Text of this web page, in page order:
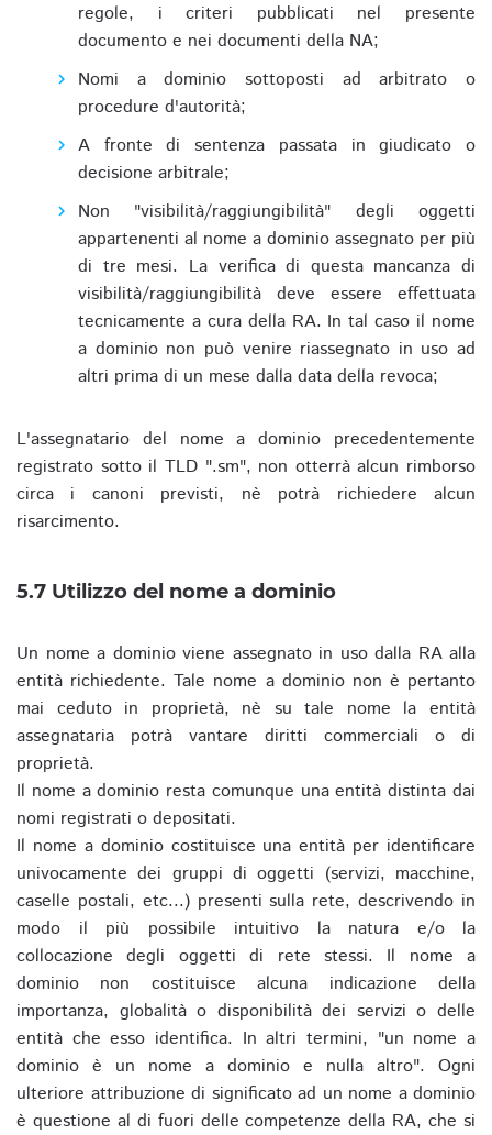
regole, i criteri pubblicati nel presente
documento e nei documenti della NA;
Nomi a dominio sottoposti ad arbitrato o
procedure d'autorità;
A fronte di sentenza passata in giudicato o
decisione arbitrale;
Non "visibilità/raggiungibilità" degli oggetti
appartenenti al nome a dominio assegnato per più
di tre mesi. La verifica di questa mancanza di
visibilità/raggiungibilità deve essere effettuata
tecnicamente a cura della RA. In tal caso il nome
a dominio non può venire riassegnato in uso ad
altri prima di un mese dalla data della revoca;
L'assegnatario del nome a dominio precedentemente
registrato sotto il TLD ".sm", non otterrà alcun rimborso
circa i canoni previsti, nè potrà richiedere alcun
risarcimento.
5.7 Utilizzo del nome a dominio
Un nome a dominio viene assegnato in uso dalla RA alla
entità richiedente. Tale nome a dominio non è pertanto
mai ceduto in proprietà, nè su tale nome la entità
assegnataria potrà vantare diritti commerciali o di
proprietà.
Il nome a dominio resta comunque una entità distinta dai
nomi registrati o depositati.
Il nome a dominio costituisce una entità per identificare
univocamente dei gruppi di oggetti (servizi, macchine,
caselle postali, etc...) presenti sulla rete, descrivendo in
modo il più possibile intuitivo la natura e/o la
collocazione degli oggetti di rete stessi. Il nome a
dominio non costituisce alcuna indicazione della
importanza, globalità o disponibilità dei servizi o delle
entità che esso identifica. In altri termini, "un nome a
dominio è un nome a dominio e nulla altro". Ogni
ulteriore attribuzione di significato ad un nome a dominio
è questione al di fuori delle competenze della RA, che si